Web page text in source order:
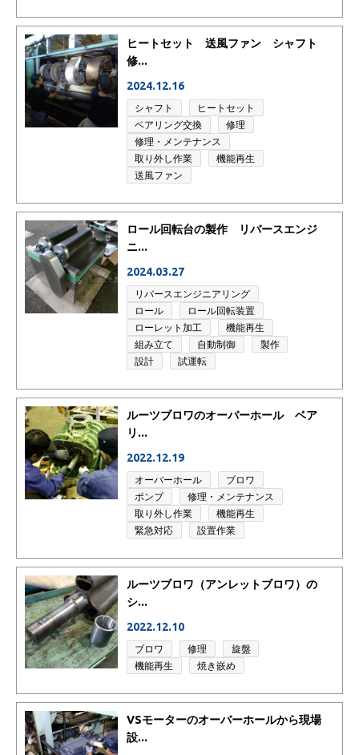
ヒートセット 送風ファン シャフト
修...
2024.12.16
シャフト
ヒートセット
ベアリング交換
修理
修理・メンテナンス
取り外し作業
機能再生
送風ファン
ロール回転台の製作 リバースエンジ
ニ...
2024.03.27
リバースエンジニアリング
ロール
ロール回転装置
ローレット加工
機能再生
組み立て
自動制御
製作
設計
試運転
ルーツブロワのオーバーホール ベア
リ...
2022.12.19
オーバーホール
ブロワ
ポンプ
修理・メンテナンス
取り外し作業
機能再生
緊急対応
設置作業
ルーツブロワ（アンレットブロワ）の
シ...
2022.12.10
ブロワ 修理
旋盤
機能再生
焼き嵌め
VSモーターのオーバーホールから現場
設...